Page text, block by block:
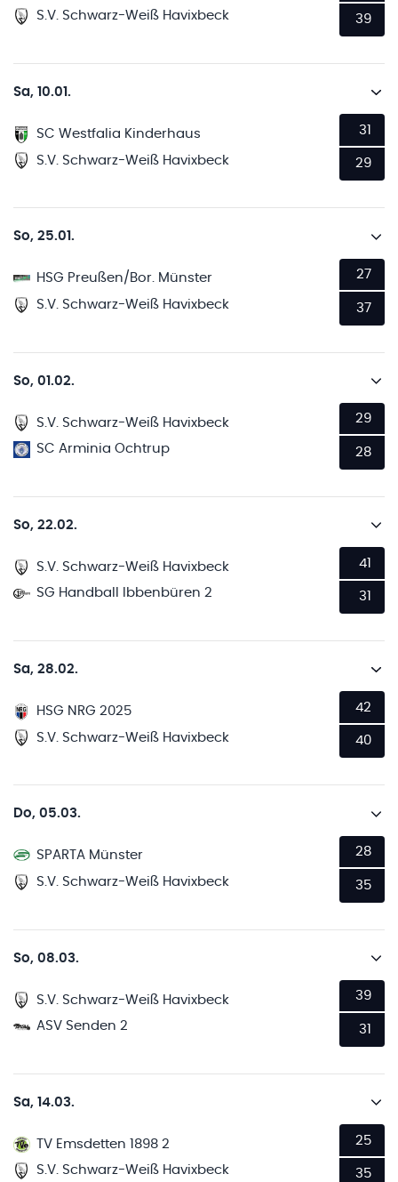
S.V. Schwarz-Weiß Havixbeck 39
Sa, 10.01.
SC Westfalia Kinderhaus
S.V. Schwarz-Weiß Havixbeck
31
29
So, 25.01.
HSG Preußen/Bor. Münster
S.V. Schwarz-Weiß Havixbeck
27
37
So, 01.02.
S.V. Schwarz-Weiß Havixbeck
SC Arminia Ochtrup
29
28
So, 22.02.
S.V. Schwarz-Weiß Havixbeck
SG Handball Ibbenbüren 2
41
31
Sa, 28.02.
HSG NRG 2025
S.V. Schwarz-Weiß Havixbeck
42
40
Do, 05.03.
SPARTA Münster
S.V. Schwarz-Weiß Havixbeck
28
35
So, 08.03.
S.V. Schwarz-Weiß Havixbeck
ASV Senden 2
39
31
Sa, 14.03.
TV Emsdetten 1898 2
S.V. Schwarz-Weiß Havixbeck
25
35